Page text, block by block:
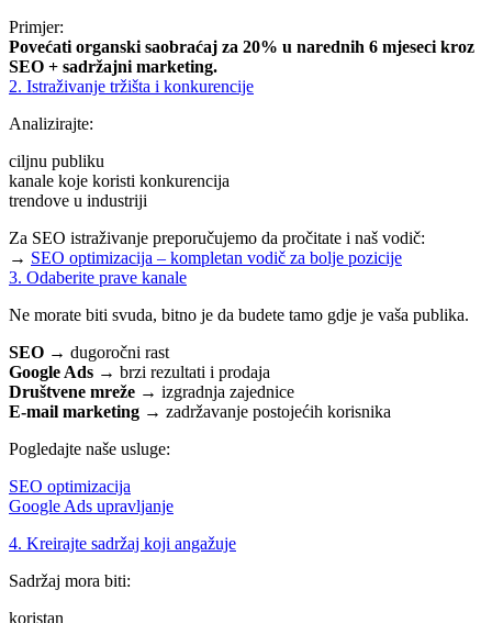
Primjer:
Povećati organski saobraćaj za 20% u narednih 6 mjeseci kroz
SEO + sadržajni marketing.
2. Istraživanje tržišta i konkurencije
Analizirajte:
ciljnu publiku
kanale koje koristi konkurencija
trendove u industriji
Za SEO istraživanje preporučujemo da pročitate i naš vodič:
→ SEO optimizacija – kompletan vodič za bolje pozicije
3. Odaberite prave kanale
Ne morate biti svuda, bitno je da budete tamo gdje je vaša publika.
SEO → dugoročni rast
Google Ads → brzi rezultati i prodaja
Društvene mreže → izgradnja zajednice
E-mail marketing → zadržavanje postojećih korisnika
Pogledajte naše usluge:
SEO optimizacija
Google Ads upravljanje
4. Kreirajte sadržaj koji angažuje
Sadržaj mora biti:
koristan